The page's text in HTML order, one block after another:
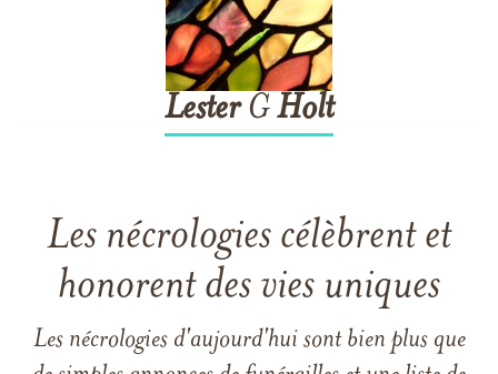
LesterGHolt
Les nécrologies célèbrent et
honorent des vies uniques
Les nécrologies d'aujourd'hui sont bien plus que